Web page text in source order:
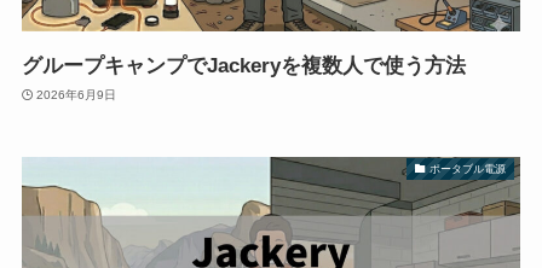
グループキャンプでJackeryを複数人で使う方法
2026年6月9日
ポータブル電源